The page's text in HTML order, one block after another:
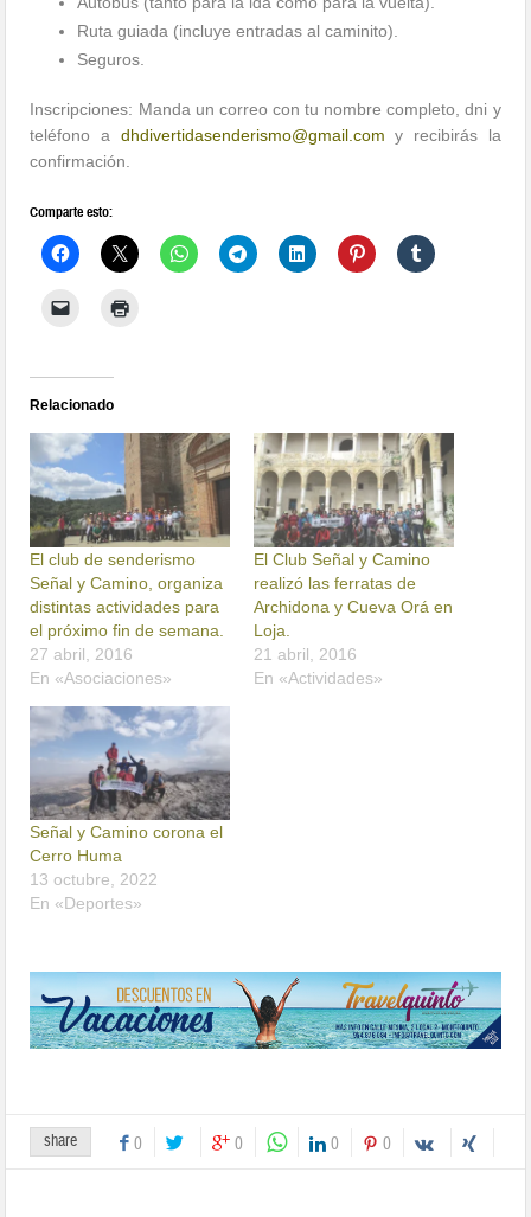
Ruta guiada (incluye entradas al caminito).
Seguros.
Inscripciones: Manda un correo con tu nombre completo, dni y
teléfono a dhdivertidasenderismo@gmail.com y recibirás la
confirmación.
Comparte esto:
Relacionado
El club de senderismo
Señal y Camino, organiza
distintas actividades para
el próximo fin de semana.
27 abril, 2016
En «Asociaciones»
El Club Señal y Camino
realizó las ferratas de
Archidona y Cueva Orá en
Loja.
21 abril, 2016
En «Actividades»
Señal y Camino corona el
Cerro Huma
13 octubre, 2022
En «Deportes»
share 0 0 0 0